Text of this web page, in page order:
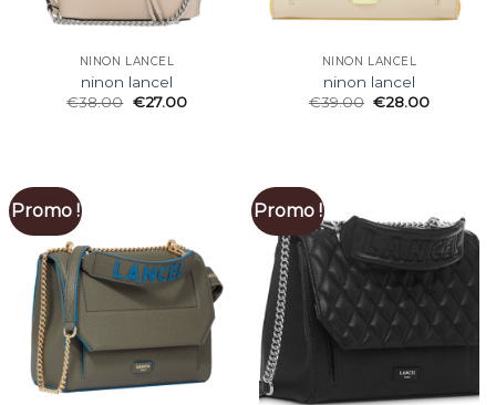
NINON LANCEL
ninon lancel
€38.00 €27.00
NINON LANCEL
ninon lancel
€39.00 €28.00
Promo ! Promo !